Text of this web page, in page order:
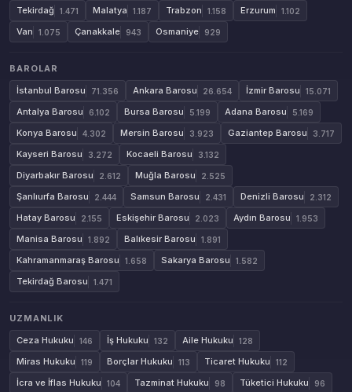
Tekirdağ 1.471 Malatya 1.187 Trabzon 1.158 Erzurum 1.102
Van 1.075 Çanakkale 943 Osmaniye 929
BAROLAR
İstanbul Barosu
71.356 Ankara Barosu 26.654 İzmir Barosu 15.071
Antalya Barosu 6.102 Bursa Barosu 5.199 Adana Barosu 5.169
Konya Barosu 4.302 Mersin Barosu 3.923 Gaziantep Barosu 3.717
Kayseri Barosu 3.272 Kocaeli Barosu 3.132
Diyarbakır Barosu 2.612 Muğla Barosu 2.525
Şanlıurfa Barosu 2.444 Samsun Barosu 2.431 Denizli Barosu 2.312
Hatay Barosu 2.155 Eskişehir Barosu 2.023 Aydın Barosu 1.953
Manisa Barosu 1.892 Balıkesir Barosu 1.891
Kahramanmaraş Barosu 1.658 Sakarya Barosu 1.582
Tekirdağ Barosu 1.471
UZMANLIK
Ceza Hukuku
146 İş Hukuku 132 Aile Hukuku 128
Miras Hukuku 119 Borçlar Hukuku 113 Ticaret Hukuku 112
İcra ve İflas Hukuku 104 Tazminat Hukuku 98 Tüketici Hukuku 96